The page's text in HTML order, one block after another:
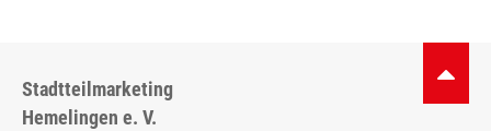
Stadtteilmarketing
Hemelingen e. V.